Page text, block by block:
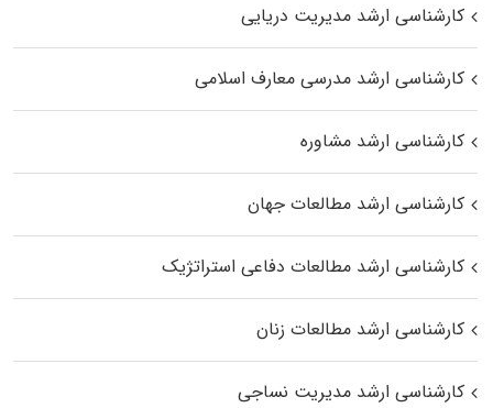
کارشناسی ارشد مدیریت دریایی
کارشناسی ارشد مدرسی معارف اسلامی
کارشناسی ارشد مشاوره
کارشناسی ارشد مطالعات جهان
کارشناسی ارشد مطالعات دفاعی استراتژیک
کارشناسی ارشد مطالعات زنان
کارشناسی ارشد مدیریت نساجی